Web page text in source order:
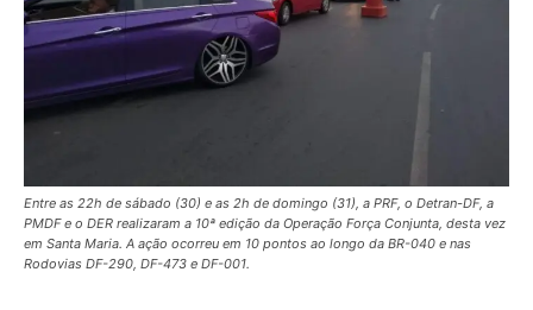
Entre as 22h de sábado (30) e as 2h de domingo (31), a PRF, o Detran-DF, a
PMDF e o DER realizaram a 10ª edição da Operação Força Conjunta, desta vez
em Santa Maria. A ação ocorreu em 10 pontos ao longo da BR-040 e nas
Rodovias DF-290, DF-473 e DF-001.